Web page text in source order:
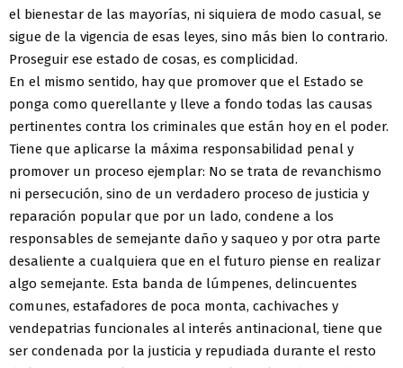
el bienestar de las mayorías, ni siquiera de modo casual, se
sigue de la vigencia de esas leyes, sino más bien lo contrario.
Proseguir ese estado de cosas, es complicidad.
En el mismo sentido, hay que promover que el Estado se
ponga como querellante y lleve a fondo todas las causas
pertinentes contra los criminales que están hoy en el poder.
Tiene que aplicarse la máxima responsabilidad penal y
promover un proceso ejemplar: No se trata de revanchismo
ni persecución, sino de un verdadero proceso de justicia y
reparación popular que por un lado, condene a los
responsables de semejante daño y saqueo y por otra parte
desaliente a cualquiera que en el futuro piense en realizar
algo semejante. Esta banda de lúmpenes, delincuentes
comunes, estafadores de poca monta, cachivaches y
vendepatrias funcionales al interés antinacional, tiene que
ser condenada por la justicia y repudiada durante el resto